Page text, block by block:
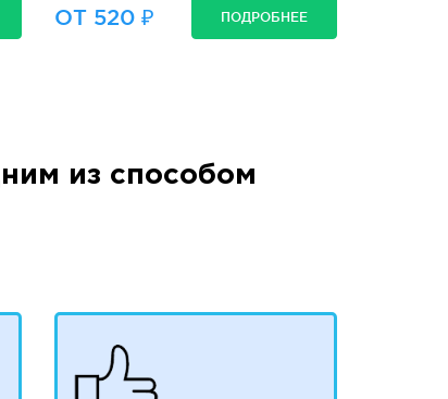
ОТ 520 ₽ ПОДРОБНЕЕ
из способом